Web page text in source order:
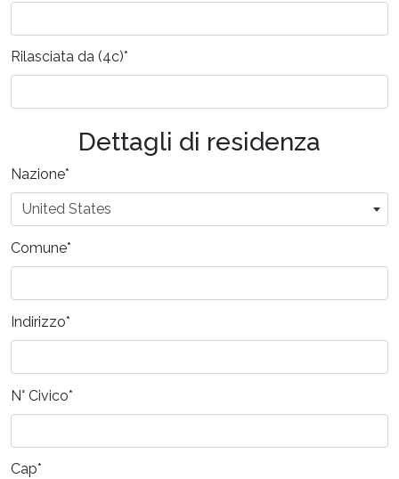
Rilasciata da (4c)*
Dettagli di residenza
Nazione*
United States
Comune*
Indirizzo*
N° Civico*
Cap*